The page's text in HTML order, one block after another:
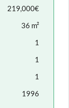
219,000€
36 m²
1
1
1
1996